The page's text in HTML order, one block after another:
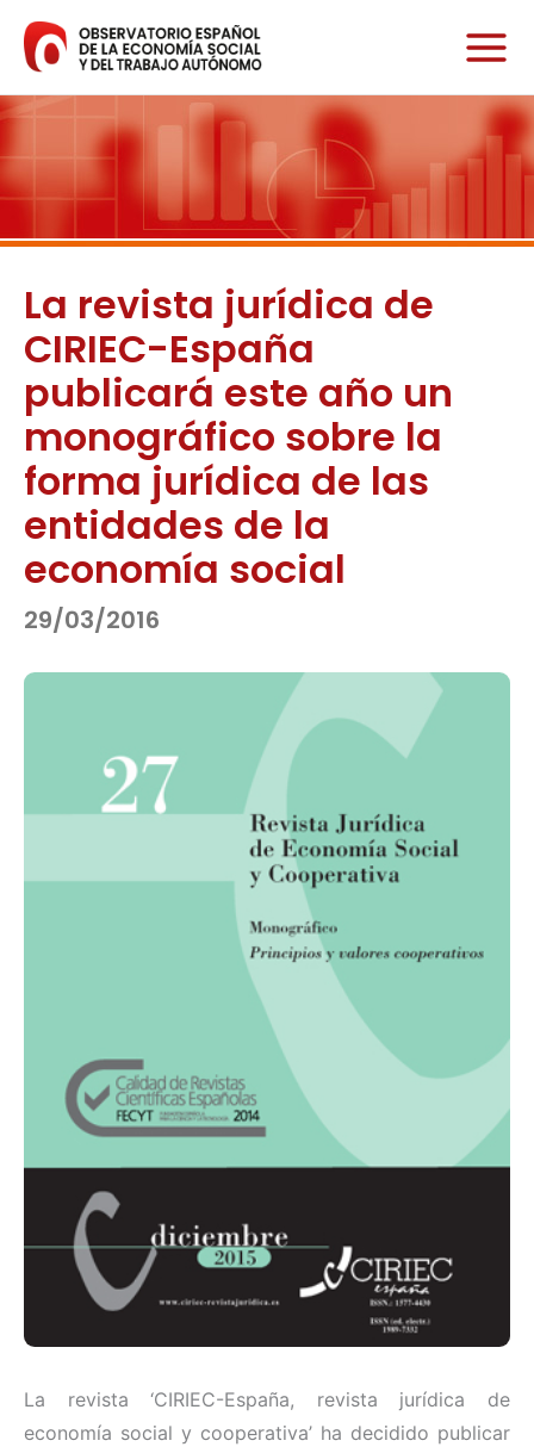
contenido
La revista jurídica de
CIRIEC-España
publicará este año un
monográfico sobre la
forma jurídica de las
entidades de la
economía social
29/03/2016
La revista ‘CIRIEC-España, revista jurídica de
economía social y cooperativa’ ha decidido publicar